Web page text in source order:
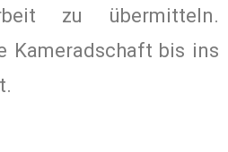
zu übermitteln.
Kameradschaft bis ins